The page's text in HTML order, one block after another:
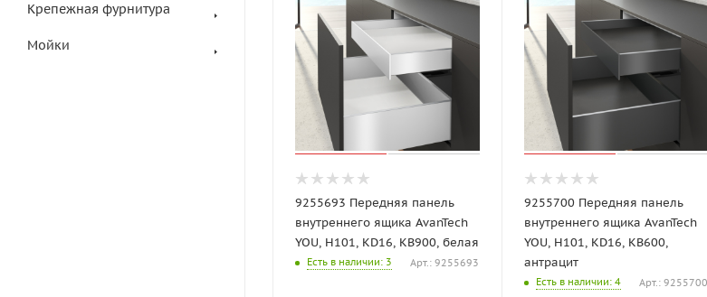
Крепежная фурнитура
Мойки
9255693 Передняя панель
внутреннего ящика AvanTech
YOU, H101, KD16, KB900, белая
Есть в наличии: 3 Арт.: 9255693
9255700 Передняя панель
внутреннего ящика AvanTech
YOU, H101, KD16, KB600,
антрацит
Есть в наличии: 4 Арт.: 9255700